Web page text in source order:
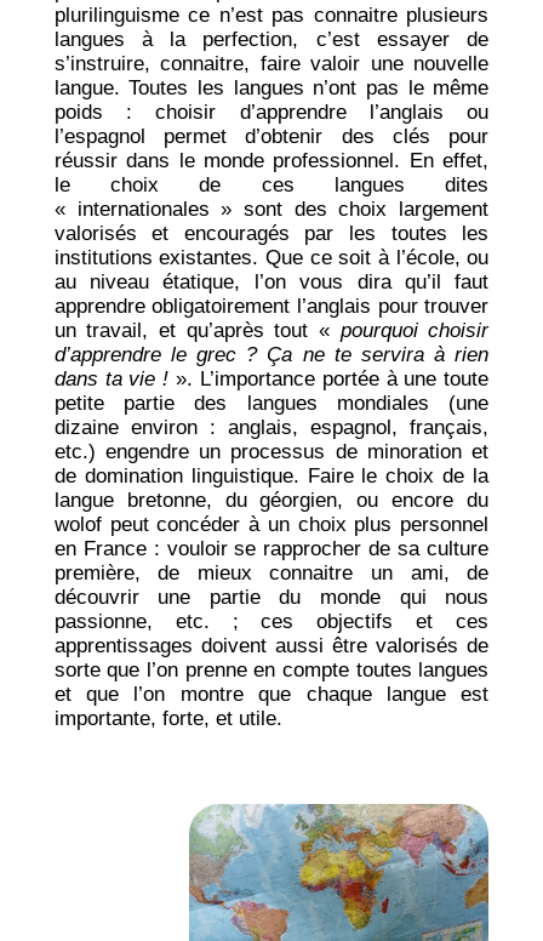
plurilinguisme ce n’est pas connaitre plusieurs
langues à la perfection, c’est essayer de
s’instruire, connaitre, faire valoir une nouvelle
langue. Toutes les langues n’ont pas le même
poids : choisir d’apprendre l’anglais ou
l’espagnol permet d’obtenir des clés pour
réussir dans le monde professionnel. En effet,
le choix de ces langues dites
« internationales » sont des choix largement
valorisés et encouragés par les toutes les
institutions existantes. Que ce soit à l’école, ou
au niveau étatique, l’on vous dira qu’il faut
apprendre obligatoirement l’anglais pour trouver
un travail, et qu’après tout « pourquoi choisir
d’apprendre le grec ? Ça ne te servira à rien
dans ta vie ! ». L’importance portée à une toute
petite partie des langues mondiales (une
dizaine environ : anglais, espagnol, français,
etc.) engendre un processus de minoration et
de domination linguistique. Faire le choix de la
langue bretonne, du géorgien, ou encore du
wolof peut concéder à un choix plus personnel
en France : vouloir se rapprocher de sa culture
première, de mieux connaitre un ami, de
découvrir une partie du monde qui nous
passionne, etc. ; ces objectifs et ces
apprentissages doivent aussi être valorisés de
sorte que l’on prenne en compte toutes langues
et que l’on montre que chaque langue est
importante, forte, et utile.